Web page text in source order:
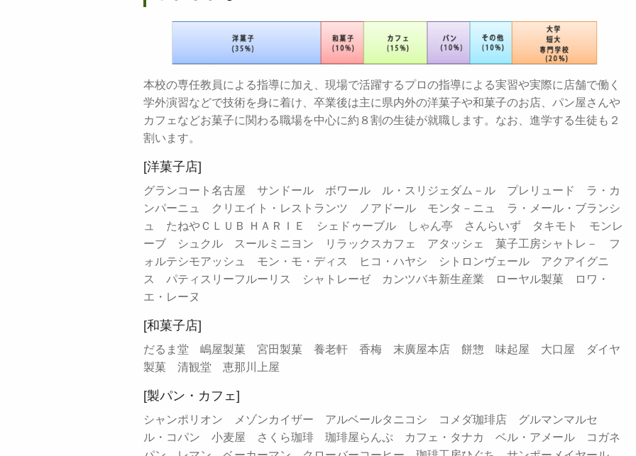
本校の専任教員による指導に加え、現場で活躍するプロの指導による実習や実際に店舗で働く
学外演習などで技術を身に着け、卒業後は主に県内外の洋菓子や和菓子のお店、パン屋さんや
カフェなどお菓子に関わる職場を中心に約８割の生徒が就職します。なお、進学する生徒も２
割います。
[洋菓子店]
グランコート名古屋 サンドール ボワール ル・スリジェダム－ル プレリュード ラ・カ
ンパーニュ クリエイト・レストランツ ノアドール モンタ－ニュ ラ・メール・ブランシ
ュ たねやＣＬＵＢ ＨＡＲＩＥ シェドゥーブル しゃん亭 さんらいず タキモト モンレ
ーブ シュクル スールミニヨン リラックスカフェ アタッシェ 菓子工房シャトレ－ フ
ォルテシモアッシュ モン・モ・ディス ヒコ・ハヤシ シトロンヴェール アクアイグニ
ス パティスリーフルーリス シャトレーゼ カンツバキ新生産業 ローヤル製菓 ロワ・
エ・レーヌ
[和菓子店]
だるま堂 嶋屋製菓 宮田製菓 養老軒 香梅 末廣屋本店 餅惣 味起屋 大口屋 ダイヤ
製菓 清観堂 恵那川上屋
[製パン・カフェ]
シャンポリオン メゾンカイザー アルベールタニコシ コメダ珈琲店 グルマンマルセ
ル・コパン 小麦屋 さくら珈琲 珈琲屋らんぷ カフェ・タナカ ベル・アメール コガネ